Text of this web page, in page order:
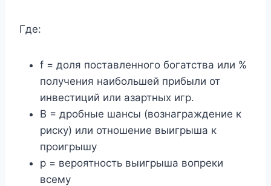
Где:
f = доля поставленного богатства или %
получения наибольшей прибыли от
инвестиций или азартных игр.
B = дробные шансы (вознаграждение к
риску) или отношение выигрыша к
проигрышу
p = вероятность выигрыша вопреки
всему